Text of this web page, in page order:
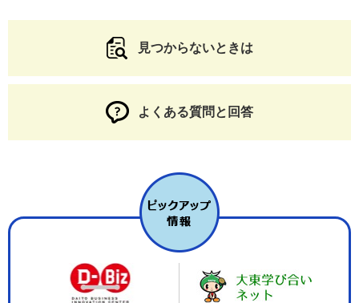
見つからないときは
よくある質問と回答